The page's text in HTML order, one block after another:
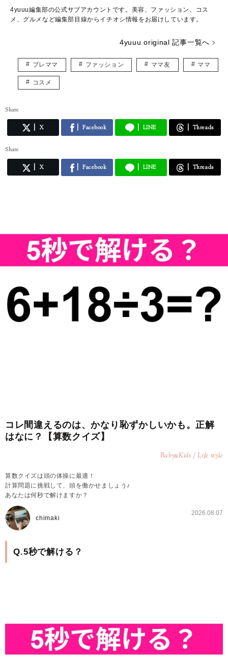
4yuuu編集部の公式サブアカウントです。美容、ファッション、コス
メ、グルメなど編集部目線からイチオシ情報をお届けしています。
4yuuu original 記事一覧へ
プレママ ファッション ママ友 ママ
コスメ
Share
X Facebook LINE Threads
Share
X Facebook LINE Threads
コレ間違えるのは、かなり恥ずかしいかも。正解
はなに？【算数クイズ】
Baby&Kids / Life style
算数クイズは頭の体操に最適！
計算問題に挑戦して、頭を働かせましょう♪
あなたは何秒で解けますか？
chimaki
2026.08.07
Q.5秒で解ける？